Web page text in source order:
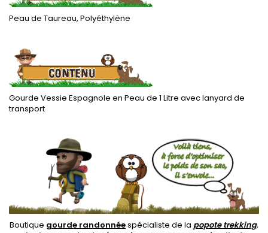
Peau de Taureau, Polyéthylène
.
Gourde Vessie Espagnole en Peau de 1 Litre avec lanyard de
transport
.
Boutique gourde randonnéespécialiste de la popote trekking,